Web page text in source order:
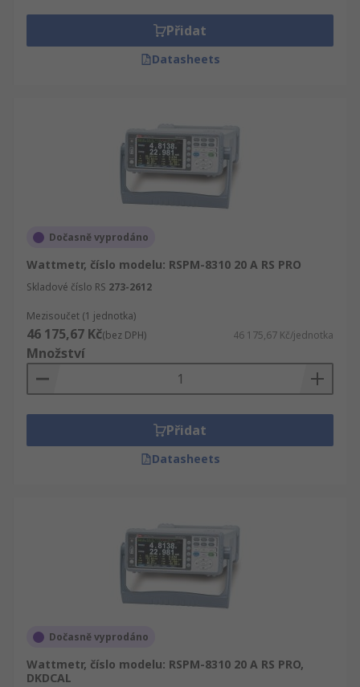
technických dat a podpory pro všechny Wattmetry
výrobky, jejich používání stejně jako
bezpečnostní rady a opatření.
Přidat
Datasheets
Dočasně vyprodáno
Wattmetr, číslo modelu: RSPM-8310 20 A RS PRO
Skladové číslo RS 273-2612
Mezisoučet (1 jednotka)
46 175,67 Kč(bez DPH) 46 175,67 Kč/jednotka
Množství
Přidat
Datasheets
Dočasně vyprodáno
Wattmetr, číslo modelu: RSPM-8310 20 A RS PRO,
DKDCAL